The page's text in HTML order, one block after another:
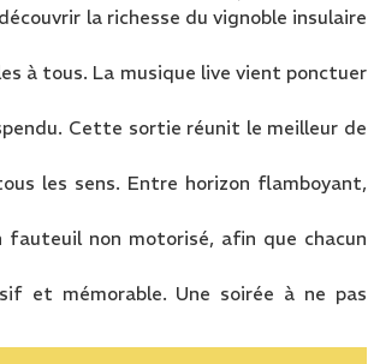
la richesse du vignoble insulaire
à tous. La musique live vient ponctuer
Cette sortie réunit le meilleur de
les sens. Entre horizon flamboyant,
non motorisé, afin que chacun
et mémorable. Une soirée à ne pas